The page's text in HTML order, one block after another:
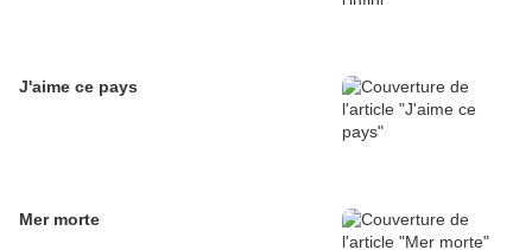
J'aime ce pays
Mer morte